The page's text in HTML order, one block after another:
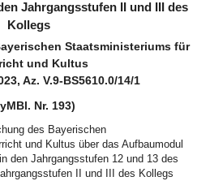
Jahrgangsstufen II und III des
Kollegs
Staatsministeriums für
und Kultus
Az. V.9-BS5610.0/14/1
Nr. 193)
des Bayerischen
und Kultus über das Aufbaumodul
den Jahrgangsstufen 12 und 13 des
II und III des Kollegs